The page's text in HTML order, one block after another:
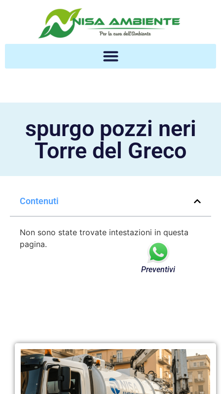
spurgo pozzi neri
Torre del Greco
Contenuti
Non sono state trovate intestazioni in questa
pagina.
Preventivi